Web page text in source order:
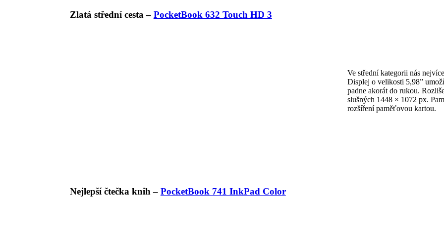
Zlatá střední cesta – PocketBook 632 Touch HD 3
Ve střední kategorii nás
Displej o velikosti 5,98”
padne akorát do rukou.
slušných 1448 × 1072 px.
rozšíření paměťovou kartou.
Nejlepší čtečka knih – PocketBook 741 InkPad Color